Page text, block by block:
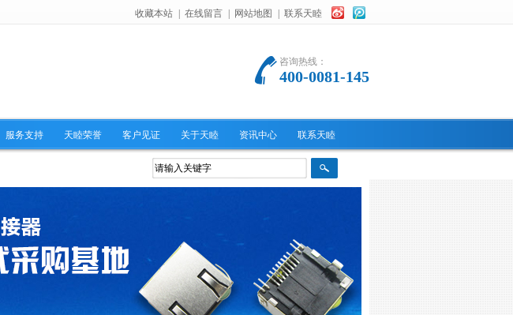
收藏本站 在线留言 网站地图 联系天睦
咨询热线：
400-0081-145
服务支持 天睦荣誉 客户见证 关于天睦 资讯中心 联系天睦